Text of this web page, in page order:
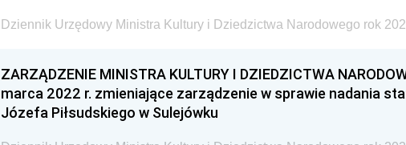
Dziennik Urzędowy Ministra Kultury i Dziedzictwa Narodowego rok
ZARZĄDZENIE MINISTRA KULTURY I DZIEDZICTWA
marca 2022 r. zmieniające zarządzenie w sprawie nadania
Józefa Piłsudskiego w Sulejówku